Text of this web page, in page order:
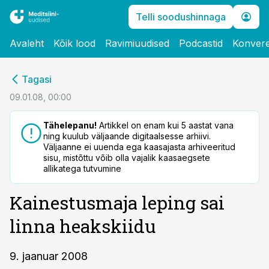
Telli soodushinnaga
Avaleht Kõik lood Ravimiuudised Podcastid
Tagasi
09.01.08, 00:00
Tähelepanu! Artikkel on enam kui 5 aastat vana
ning kuulub väljaande digitaalsesse arhiivi.
Väljaanne ei uuenda ega kaasajasta arhiveeritud
sisu, mistõttu võib olla vajalik kaasaegsete
allikatega tutvumine
Kainestusmaja leping sai
linna heakskiidu
9. jaanuar 2008